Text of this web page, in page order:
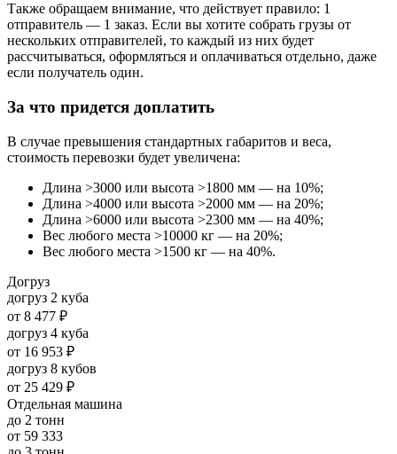
Также обращаем внимание, что действует правило: 1
отправитель — 1 заказ. Если вы хотите собрать грузы от
нескольких отправителей, то каждый из них будет
рассчитываться, оформляться и оплачиваться отдельно, даже
если получатель один.
За что придется доплатить
В случае превышения стандартных габаритов и веса,
стоимость перевозки будет увеличена:
Длина >3000 или высота >1800 мм — на 10%;
Длина >4000 или высота >2000 мм — на 20%;
Длина >6000 или высота >2300 мм — на 40%;
Вес любого места >10000 кг — на 20%;
Вес любого места >1500 кг — на 40%.
Догруз
догруз 2 куба
от 8 477 ₽
догруз 4 куба
от 16 953 ₽
догруз 8 кубов
от 25 429 ₽
Отдельная машина
до 2 тонн
от 59 333